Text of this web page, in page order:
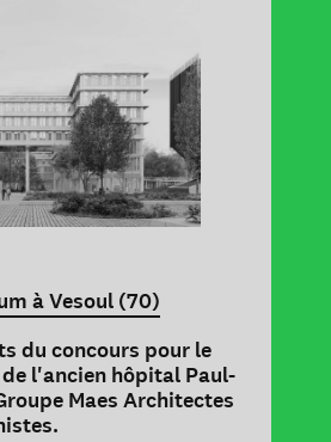
à Vesoul (70)
du concours pour le
l'ancien hôpital Paul-
Maes Architectes